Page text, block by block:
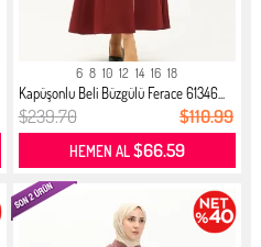
6 8 10 12 14 16 18
Kapüşonlu Beli Büzgülü Ferace 61346...
$239.70 $110.99
HEMEN AL$66.59